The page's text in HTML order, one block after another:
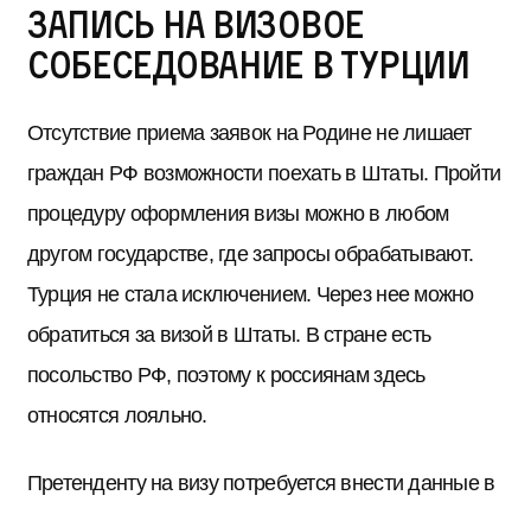
Запись на визовое
собеседование в Турции
Отсутствие приема заявок на Родине не лишает
граждан РФ возможности поехать в Штаты. Пройти
процедуру оформления визы можно в любом
другом государстве, где запросы обрабатывают.
Турция не стала исключением. Через нее можно
обратиться за визой в Штаты. В стране есть
посольство РФ, поэтому к россиянам здесь
относятся лояльно.
Претенденту на визу потребуется внести данные в